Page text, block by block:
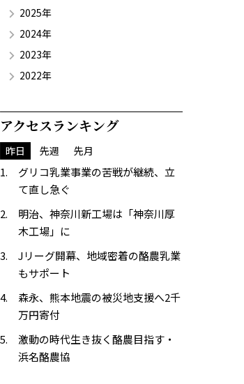
2025年
2024年
2023年
2022年
アクセスランキング
昨日 先週 先月
グリコ乳業事業の苦戦が継続、立
て直し急ぐ
明治、神奈川新工場は「神奈川厚
木工場」に
Jリーグ開幕、地域密着の酪農乳業
もサポート
森永、熊本地震の被災地支援へ2千
万円寄付
激動の時代生き抜く酪農目指す・
浜名酪農協